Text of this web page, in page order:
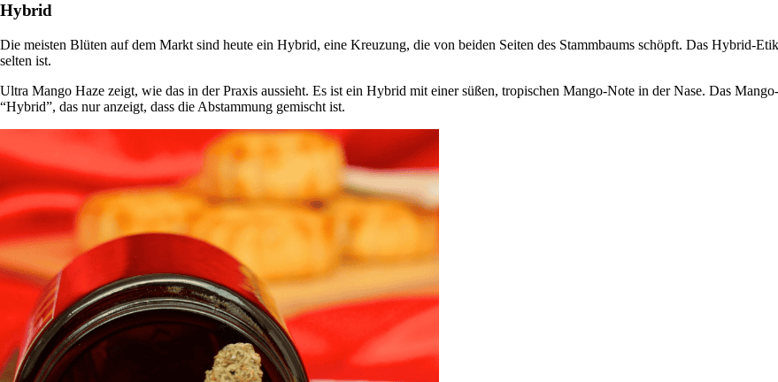
Hybrid
Die meisten Blüten auf dem Markt sind heute ein Hybrid, eine Kreuzung, die von beiden Seiten des Stammbaums schöpft. Das Hybrid-
selten ist.
Ultra Mango Haze zeigt, wie das in der Praxis aussieht. Es ist ein Hybrid mit einer süßen, tropischen Mango-Note in der Nase. Das
“Hybrid”, das nur anzeigt, dass die Abstammung gemischt ist.